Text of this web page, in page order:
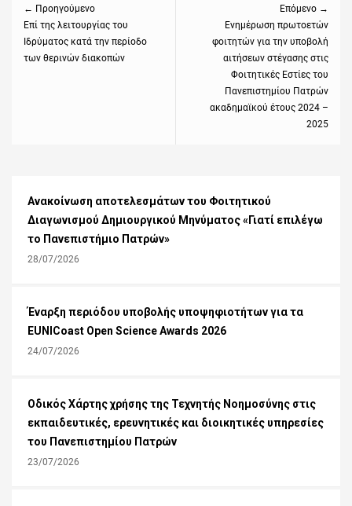
← Προηγούμενο
Previous
post:
Επί της λειτουργίας του
Ιδρύματος κατά την περίοδο
των θερινών διακοπών
Επόμενο →
Ενημέρωση πρωτοετών
φοιτητών για την υποβολή
αιτήσεων στέγασης στις
Φοιτητικές Εστίες του
Πανεπιστημίου Πατρών
ακαδημαϊκού έτους 2024 –
2025
Ανακοίνωση αποτελεσμάτων του Φοιτητικού
Διαγωνισμού Δημιουργικού Μηνύματος «Γιατί επιλέγω
το Πανεπιστήμιο Πατρών»
28/07/2026
Έναρξη περιόδου υποβολής υποψηφιοτήτων για τα
EUNICoast Open Science Awards 2026
24/07/2026
Οδικός Χάρτης χρήσης της Τεχνητής Νοημοσύνης στις
εκπαιδευτικές, ερευνητικές και διοικητικές υπηρεσίες
του Πανεπιστημίου Πατρών
23/07/2026